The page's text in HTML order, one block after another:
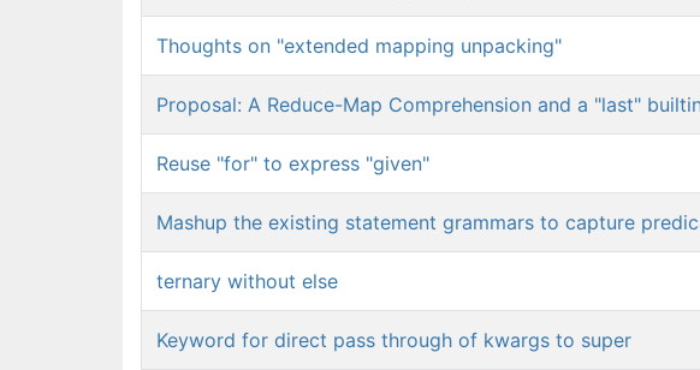
Thoughts on "extended mapping unpacking"
Proposal: A Reduce-Map Comprehension and a "last"
Reuse "for" to express "given"
Mashup the existing statement grammars to capture
ternary without else
Keyword for direct pass through of kwargs to super